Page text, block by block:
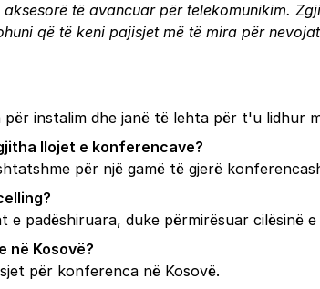
të avancuar për telekomunikim.
që të keni pajisjet më të mira për
instalim dhe janë të lehta për t'u lidhur
llojet e konferencave?
për një gamë të gjerë
e padëshiruara, duke përmirësuar cilësinë
Kosovë?
për konferenca në Kosovë.